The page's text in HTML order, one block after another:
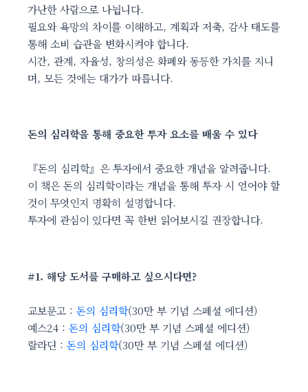
가난한 사람으로 나뉩니다.
필요와 욕망의 차이를 이해하고, 계획과 저축, 감사 태도를
통해 소비 습관을 변화시켜야 합니다.
시간, 관계, 자율성, 창의성은 화폐와 동등한 가치를 지니
며, 모든 것에는 대가가 따릅니다.
돈의 심리학을 통해 중요한 투자 요소를 배울 수 있다
『돈의 심리학』은 투자에서 중요한 개념을 알려줍니다.
이 책은 돈의 심리학이라는 개념을 통해 투자 시 얻어야 할
것이 무엇인지 명확히 설명합니다.
투자에 관심이 있다면 꼭 한번 읽어보시길 권장합니다.
#1. 해당 도서를 구매하고 싶으시다면?
교보문고 : 돈의 심리학(30만 부 기념 스페셜 에디션)
예스24 : 돈의 심리학(30만 부 기념 스페셜 에디션)
랄라딘 : 돈의 심리학(30만 부 기념 스페셜 에디션)